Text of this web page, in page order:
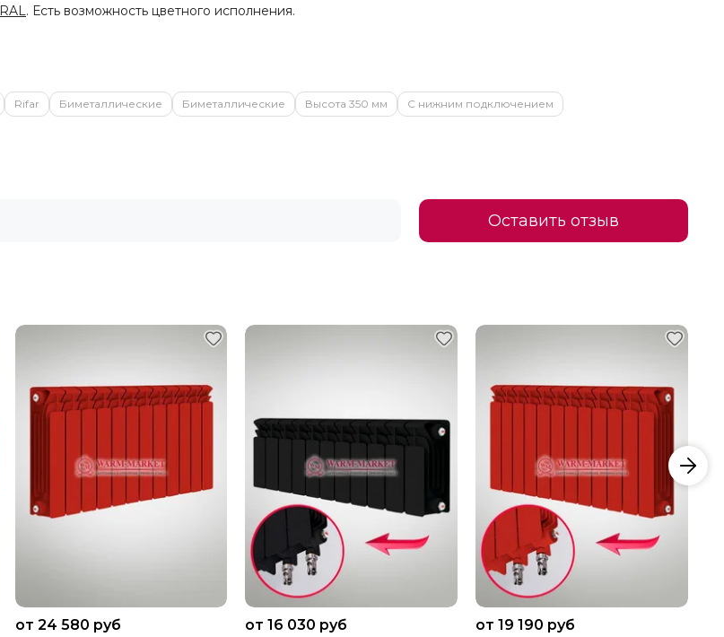
RAL. Есть возможность цветного исполнения.
Rifar Биметаллические Биметаллические Высота 350 мм С нижним подключением
Оставить отзыв
от 24 580 руб от 16 030 руб от 19 190 руб